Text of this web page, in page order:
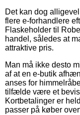
Det kan dog
flere e-forhandlere
Flaskeholder til
handel, således at
attraktive pris.
Man må ikke desto
af at en e-butik
anses for
tilfælde være et bevis
Kortbetalinger er
passer på køber